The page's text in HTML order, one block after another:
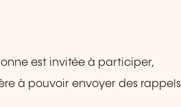
est invitée à participer,
à pouvoir envoyer des rappels